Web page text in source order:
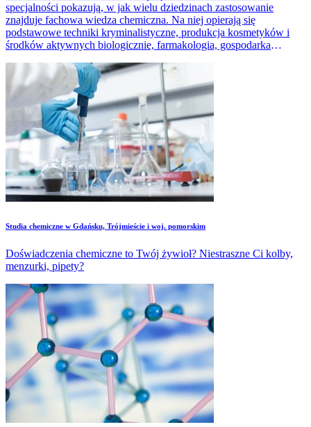
specjalności pokazują, w jak wielu dziedzinach zastosowanie
znajduje fachowa wiedza chemiczna. Na niej opierają się
podstawowe techniki kryminalistyczne, produkcja kosmetyków i
środków aktywnych biologicznie, farmakologia, gospodarka
różnorodnych materiałów, tworzyw.
Studia chemiczne w Gdańsku, Trójmieście i woj. pomorskim
Doświadczenia chemiczne to Twój żywioł? Niestraszne Ci kolby,
menzurki, pipety?